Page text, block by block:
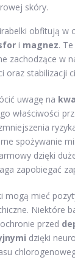
skóry.
obfitują w
i magnez.
zachodzące w
oraz stabilizacji
uwagę na
właściwości
spożywanie
dzięki
zapobiegać
mogą mieć
Niektóre
przed
dzięki